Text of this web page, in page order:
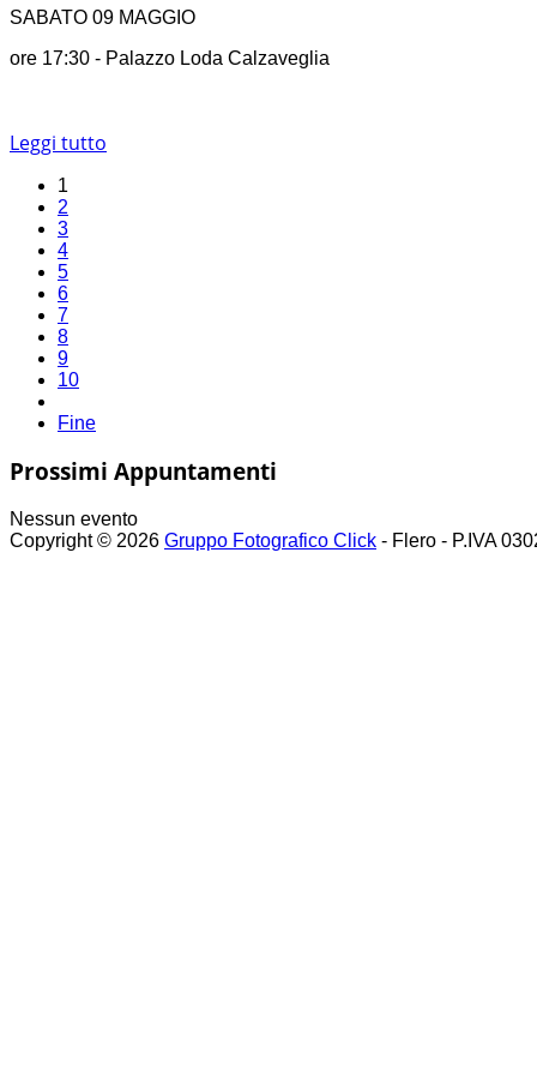
SABATO 09 MAGGIO
ore 17:30 - Palazzo Loda Calzaveglia
Leggi tutto
1
2
3
4
5
6
7
8
9
10
Fine
Prossimi Appuntamenti
Nessun evento
Copyright © 2026 Gruppo Fotografico Click - Flero - P.IVA